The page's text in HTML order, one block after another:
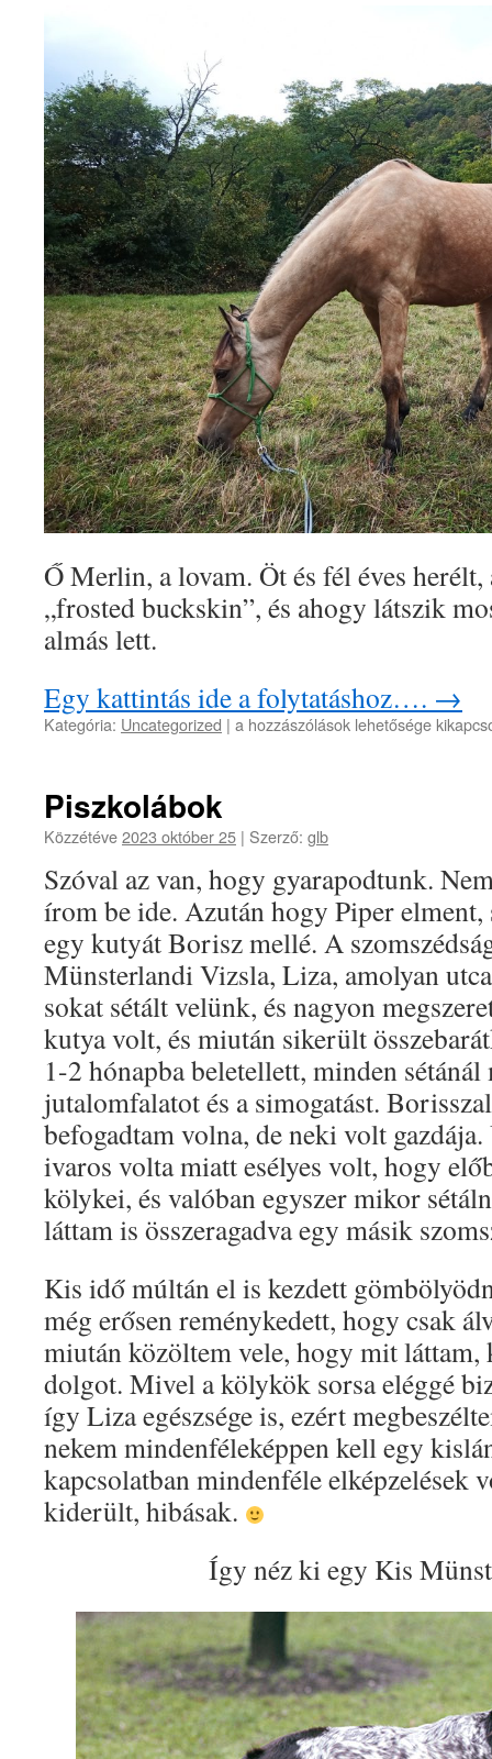
Ő Merlin, a lovam. Öt és fél éves herélt,
„frosted buckskin”, és ahogy látszik
almás lett.
Egy kattintás ide a folytatáshoz…. →
Kategória: Uncategorized | Merlin
a hozzászólások lehetősége
Piszkolábok
Közzétéve2023 október 25 | Szerző: glb
Szóval az van, hogy gyarapodtunk.
írom be ide. Azután hogy Piper elment,
egy kutyát Borisz mellé. A
Münsterlandi Vizsla, Liza, amolyan
sokat sétált velünk, és nagyon
kutya volt, és miután sikerült
1-2 hónapba beletellett, minden sétánál
jutalomfalatot és a simogatást.
befogadtam volna, de neki volt
ivaros volta miatt esélyes volt, hogy
kölykei, és valóban egyszer mikor
láttam is összeragadva egy másik
Kis idő múltán el is kezdett
még erősen reménykedett, hogy csak
miután közöltem vele, hogy mit láttam,
dolgot. Mivel a kölykök sorsa eléggé
így Liza egészsége is, ezért
nekem mindenféleképpen kell egy
kapcsolatban mindenféle elképzelések
kiderült, hibásak.
Így néz ki egy Kis